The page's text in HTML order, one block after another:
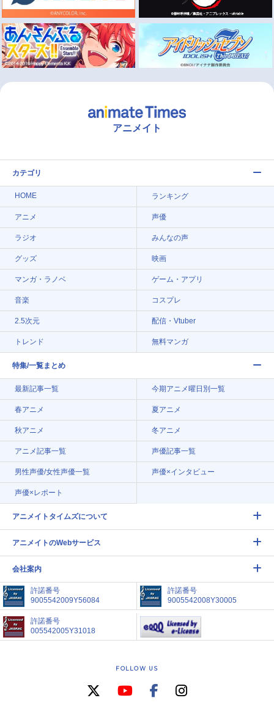
アニメイト
カテゴリ
HOME ランキング
アニメ 声優
ラジオ みんなの声
グッズ 映画
マンガ・ラノベ ゲーム・アプリ
音楽 コスプレ
2.5次元 配信・Vtuber
トレンド 無料マンガ
特集/一覧まとめ
最新記事一覧 今期アニメ曜日別一覧
春アニメ 夏アニメ
秋アニメ 冬アニメ
アニメ記事一覧 声優記事一覧
男性声優/女性声優一覧 声優×インタビュー
声優×レポート
アニメイトタイムズについて
アニメイトのWebサービス
会社案内
許諾番号
9005542009Y56084
許諾番号
9005542008Y30005
許諾番号
005542005Y31018
FOLLOW US